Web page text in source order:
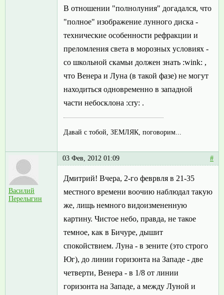
В отношении "полнолуния" догадался, что
"полное" изображение лунного диска -
технические особенности рефракции и
преломления света в морозных условиях -
со школьной скамьи должен знать :wink: ,
что Венера и Луна (в такой фазе) не могут
находиться одновременно в западной
части небосклона :cry: .
Давай с тобой, ЗЕМЛЯК, поговорим...
Василий
Перелыгин
03 Фев, 2012 01:09 #
Дмитрий! Вчера, 2-го феврвля в 21-35
местного времени воочию наблюдал такую
же, лищь немного видоизмененную
картину. Чистое небо, правда, не такое
темное, как в Бичуре, дышит
спокойствием. Луна - в зените (это строго
Юг), до линии горизонта на Западе - две
четверти, Венера - в 1/8 от линии
горизонта на Западе, а между Луной и